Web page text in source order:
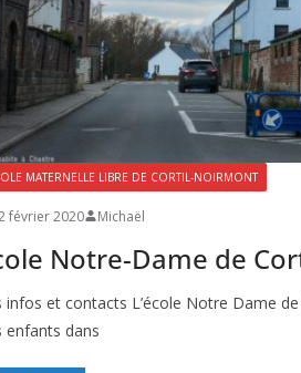
MATERNELLE LIBRE DE CORTIL-NOIRMONT
février 2020 Michaël
Notre-Dame de
infos et contacts L’école Notre Dame
enfants dans